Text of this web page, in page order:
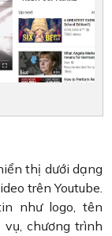
thị dưới dạng
trên Youtube.
như logo, tên
chương trình